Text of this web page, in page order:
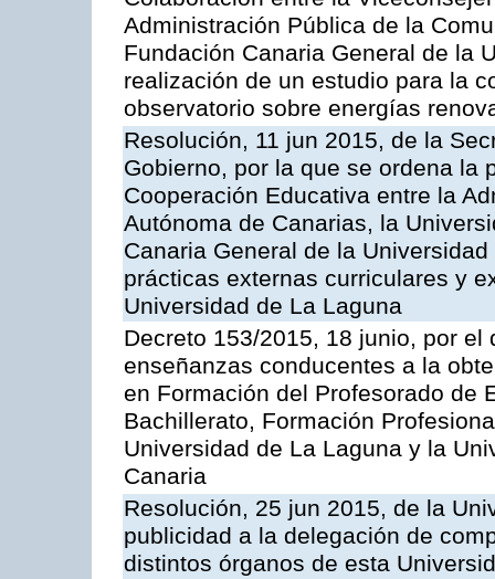
Administración Pública de la
Fundación Canaria General de la
realización de un estudio para la
observatorio sobre energías
Resolución, 11 jun 2015, de la
Gobierno, por la que se ordena la
Cooperación Educativa entre la
Autónoma de Canarias, la
Canaria General de la
prácticas externas curriculares y
Universidad de La Laguna
Decreto 153/2015, 18 junio, por
enseñanzas conducentes a la
en Formación del Profesorado de
Bachillerato, Formación
Universidad de La Laguna y la
Canaria
Resolución, 25 jun 2015, de la
publicidad a la delegación de
distintos órganos de esta